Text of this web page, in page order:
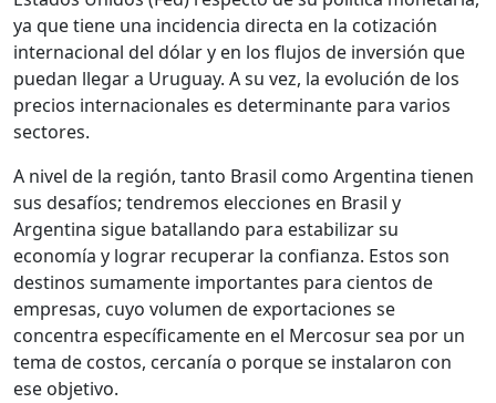
ya que tiene una incidencia directa en la cotización
internacional del dólar y en los flujos de inversión que
puedan llegar a Uruguay. A su vez, la evolución de los
precios internacionales es determinante para varios
sectores.
A nivel de la región, tanto Brasil como Argentina tienen
sus desafíos; tendremos elecciones en Brasil y
Argentina sigue batallando para estabilizar su
economía y lograr recuperar la confianza. Estos son
destinos sumamente importantes para cientos de
empresas, cuyo volumen de exportaciones se
concentra específicamente en el Mercosur sea por un
tema de costos, cercanía o porque se instalaron con
ese objetivo.